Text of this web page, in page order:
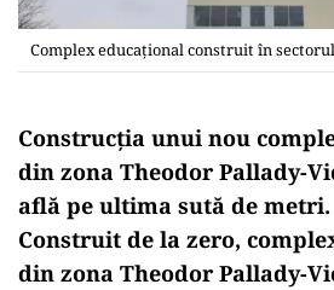
Complex educațional construit în
Construcția unui nou
din zona Theodor Pallady-
află pe ultima sută de metri.
Construit de la zero,
din zona Theodor Pallady-